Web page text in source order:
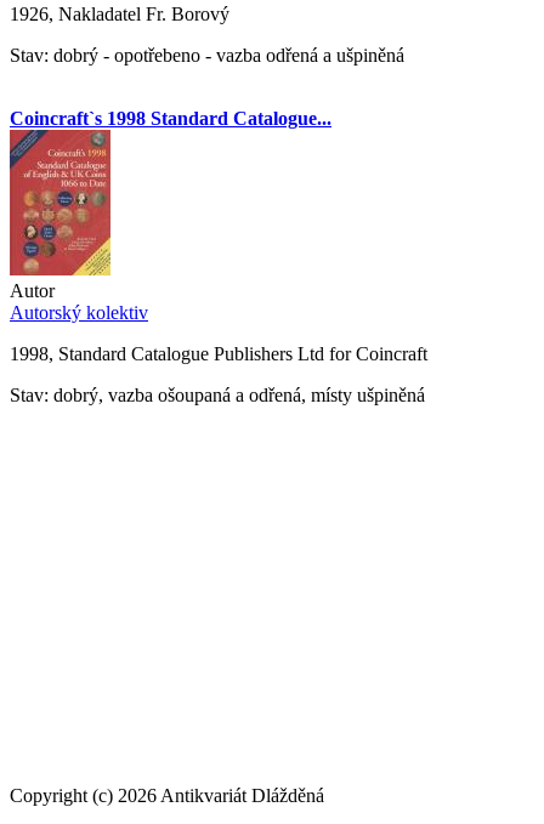
1926, Nakladatel Fr. Borový
Stav: dobrý - opotřebeno - vazba odřená a ušpiněná
Coincraft`s 1998 Standard Catalogue...
Autor
Autorský kolektiv
1998, Standard Catalogue Publishers Ltd for Coincraft
Stav: dobrý, vazba ošoupaná a odřená, místy ušpiněná
Copyright (c) 2026 Antikvariát Dlážděná